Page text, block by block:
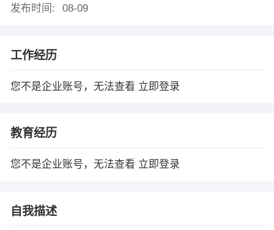
发布时间:
08-09
工作经历
您不是企业账号，无法查看 立即登录
教育经历
您不是企业账号，无法查看 立即登录
自我描述